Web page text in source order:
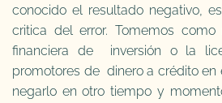
conocido el resultado negativo,
critica del error. Tomemos
financiera de inversión o la
promotores de dinero a crédito en
negarlo en otro tiempo y